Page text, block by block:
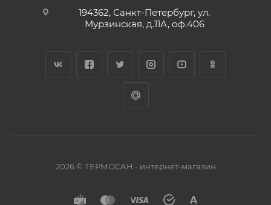
194362, Санкт-Петербург, ул.
Мурзинская, д.11А, оф.406
2026 © ТЕРМОСАН - интернет-магазин